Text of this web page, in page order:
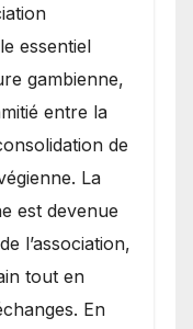
essentiel
gambienne,
entre la
de
La
est devenue
l’association,
tout en
En